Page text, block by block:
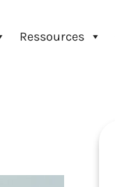
Ressources